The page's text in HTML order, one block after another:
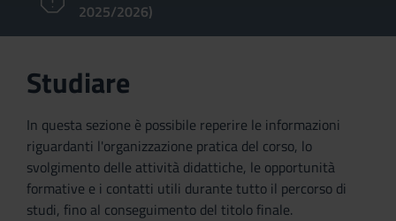
2025/2026)
Studiare
In questa sezione è possibile reperire le informazioni
riguardanti l'organizzazione pratica del corso, lo
svolgimento delle attività didattiche, le opportunità
formative e i contatti utili durante tutto il percorso di
studi, fino al conseguimento del titolo finale.